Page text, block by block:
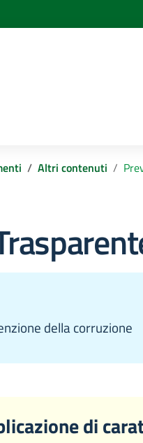
Altri contenuti
della corruzione
di